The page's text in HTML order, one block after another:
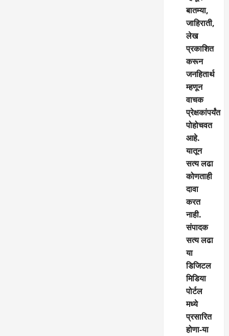
बातम्या,
जाहिराती,
लेख
प्रकाशित
करून
जनहितार्थ
म्हणून
वाचक
प्रेक्षकांपर्यंत
पोहोचवत
आहे.
यातून
सत्य लढा
कोणताही
दावा
करत
नाही.
संपादक
सत्य लढा
या
डिजिटल
मिडिया
पोर्टल
मध्ये
प्रसारित
होणा-या